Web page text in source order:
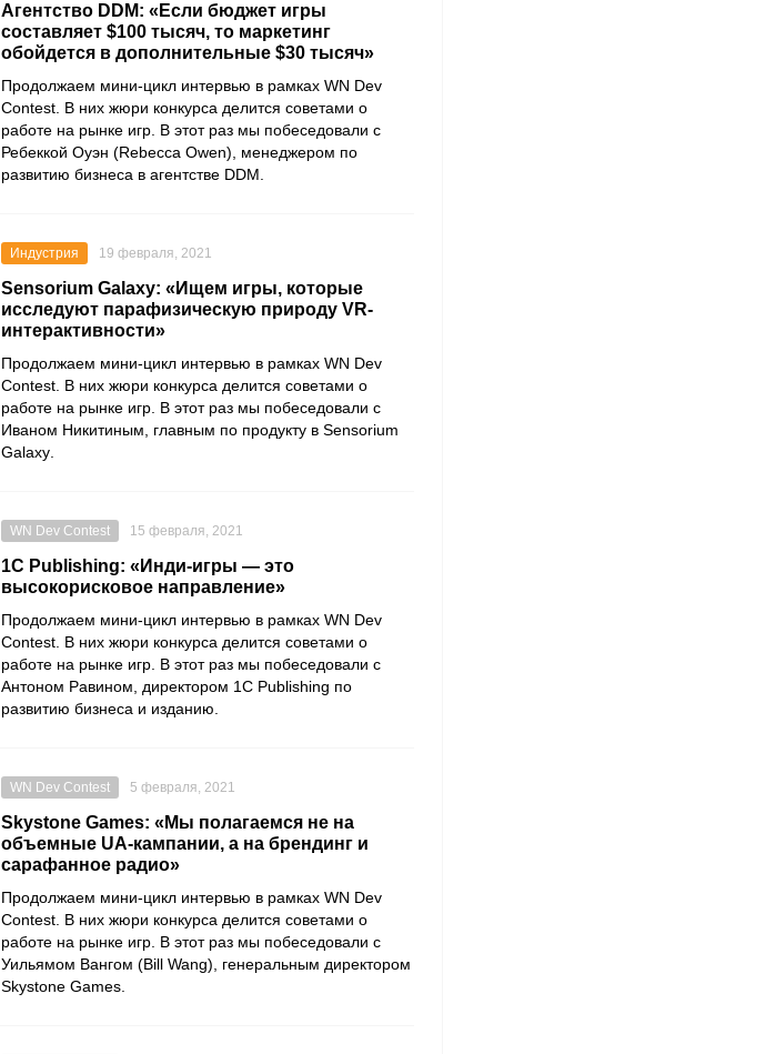
Агентство DDM: «Если бюджет игры
составляет $100 тысяч, то маркетинг
обойдется в дополнительные $30 тысяч»
Продолжаем мини-цикл интервью в рамках WN Dev
Contest . В них жюри конкурса делится советами о
работе на рынке игр. В этот раз мы побеседовали с
Ребеккой Оуэн (Rebecca Owen), менеджером по
развитию бизнеса в агентстве DDM
Индустрия 19 февраля, 2021
Sensorium Galaxy: «Ищем игры, которые
исследуют парафизическую природу VR-
интерактивности»
Продолжаем мини-цикл интервью в рамках WN Dev
Contest . В них жюри конкурса делится советами о
работе на рынке игр. В этот раз мы побеседовали с
Иваном Никитиным, главным по продукту в Sensorium
Galaxy
WN Dev Contest 15 февраля, 2021
1C Publishing: «Инди-игры — это
высокорисковое направление»
Продолжаем мини-цикл интервью в рамках WN Dev
Contest . В них жюри конкурса делится советами о
работе на рынке игр. В этот раз мы побеседовали с
Антоном Равином , директором 1C Publishing по
развитию бизнеса и изданию.
WN Dev Contest 5 февраля, 2021
Skystone Games: «Мы полагаемся не на
объемные UA-кампании, а на брендинг и
сарафанное радио»
Продолжаем мини-цикл интервью в рамках WN Dev
Contest . В них жюри конкурса делится советами о
работе на рынке игр. В этот раз мы побеседовали с
Уильямом Вангом (Bill Wang), генеральным директором
Skystone Games